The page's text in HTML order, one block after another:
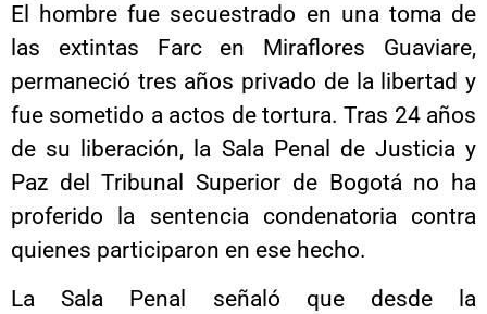
El hombre fue secuestrado en una toma de
las extintas Farc en Miraflores Guaviare,
permaneció tres años privado de la libertad y
fue sometido a actos de tortura. Tras 24 años
de su liberación, la Sala Penal de Justicia y
Paz del Tribunal Superior de Bogotá no ha
proferido la sentencia condenatoria contra
quienes participaron en ese hecho.
La Sala Penal señaló que desde la